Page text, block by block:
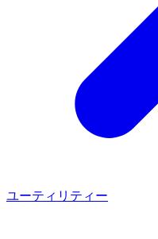
ユーティリティー